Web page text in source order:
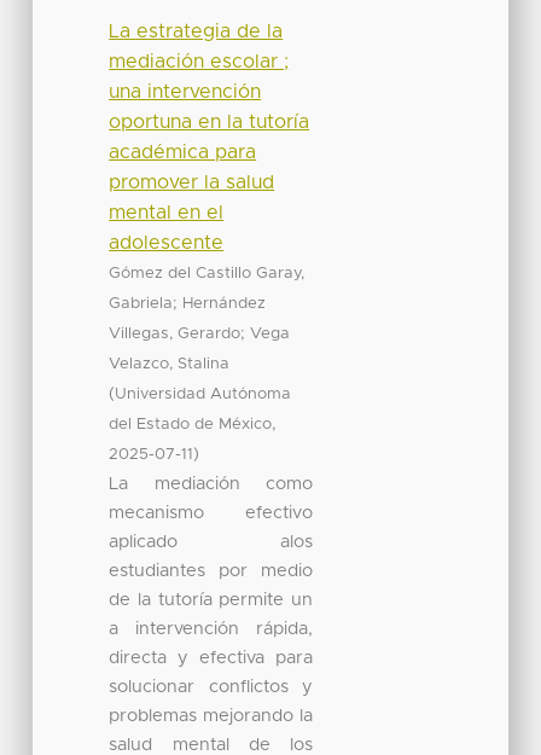
La estrategia de la
mediación escolar ;
una intervención
oportuna en la tutoría
académica para
promover la salud
mental en el
adolescente
Gómez del Castillo Garay,
Gabriela; Hernández
Villegas, Gerardo;Vega
Velazco, Stalina
(Universidad Autónoma
del Estado de México,
2025-07-11 )
La mediación como
mecanismo efectivo
aplicado alos
estudiantes por medio
de la tutoría permite un
a intervención rápida,
directa y efectiva para
solucionar conflictos y
problemas mejorando la
salud mental de los